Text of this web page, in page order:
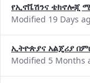
የኢኖቬሽንና ቴክኖሎጂ
Modified 19 Days
ኢትዮጵያና አልጄሪያ
Modified 5 Months